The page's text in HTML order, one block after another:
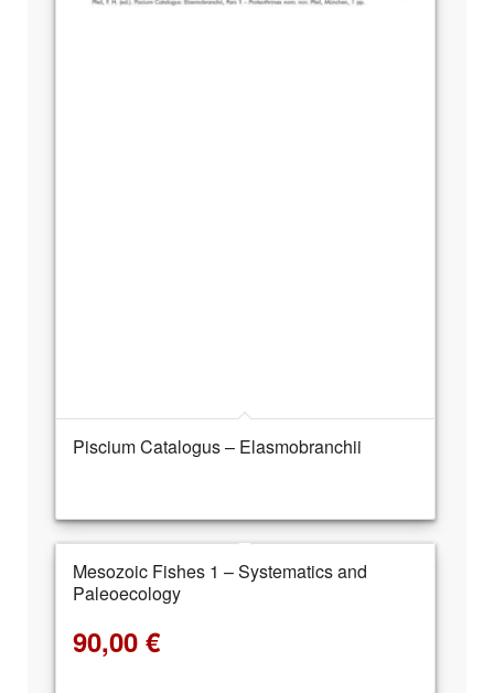
Piscium Catalogus – Elasmobranchii
Mesozoic Fishes 1 – Systematics and
Paleoecology
90,00 €